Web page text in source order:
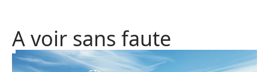
A voir sans faute